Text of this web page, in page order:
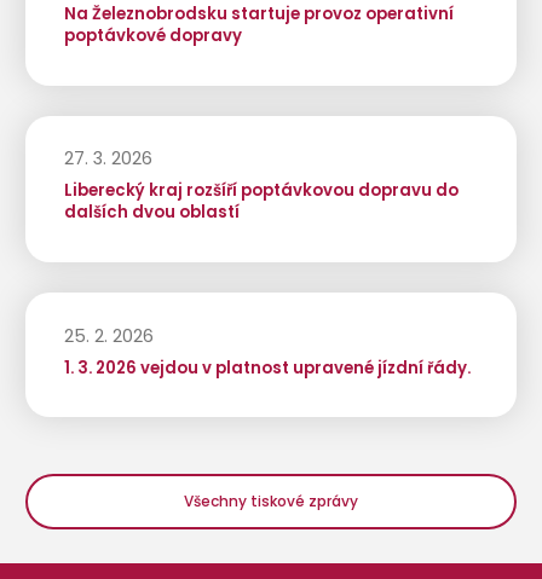
Na Železnobrodsku startuje provoz operativní
poptávkové dopravy
27. 3. 2026
Liberecký kraj rozšíří poptávkovou dopravu do
dalších dvou oblastí
25. 2. 2026
1. 3. 2026 vejdou v platnost upravené jízdní řády.
Všechny tiskové zprávy